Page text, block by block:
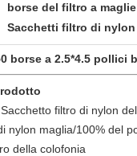
borse del filtro a
Sacchetti filtro di
borse a 2.5*4.5 pollici
filtro di nylon
nylon maglia/100% del
della colofonia